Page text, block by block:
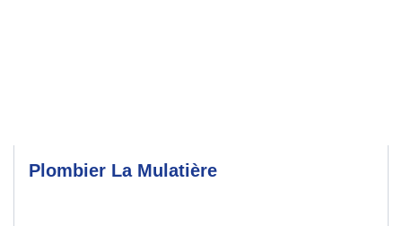
Plombier La Mulatière